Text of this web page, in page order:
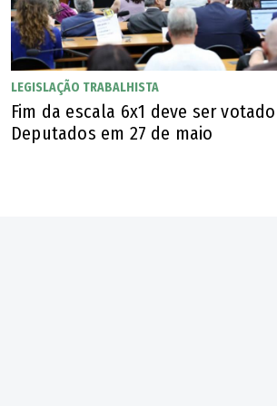
apoiadas pelo presidente Luiz Inácio
ex-deputado estadual Luis Cesar
Bolsonaro (PL), do senador Wilder
influência da candidatura presidencial de
"Goiás está e deve ficar acima da
LEGISLAÇÃO TRABALHISTA
Fim da escala 6x1 deve ser
Deputados em 27 de maio